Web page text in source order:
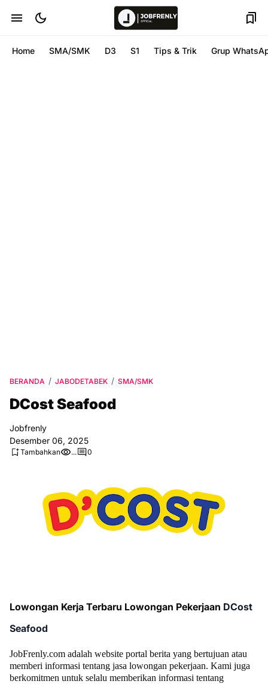
Home SMA/SMK D3 S1 Tips & Trik Grup
BERANDA JABODETABEK SMA/SMK
DCost Seafood
Jobfrenly
Desember 06, 2025
Tambahkan ... 0
Lowongan Kerja Terbaru Lowongan Pekerjaan DCost
Seafood
JobFrenly.com adalah website portal berita yang bertujuan atau
memberi informasi tentang jasa lowongan pekerjaan. Kami juga
berkomitmen untuk selalu memberikan informasi tentang